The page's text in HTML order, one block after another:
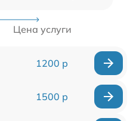
Цена услуги
1200 р
1500 р